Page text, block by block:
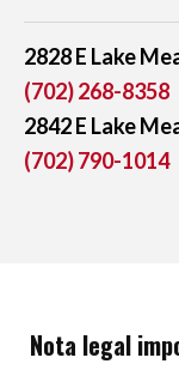
2828 E Lake
(702) 268-8358
2842 E Lake
(702) 790-1014
Nota legal